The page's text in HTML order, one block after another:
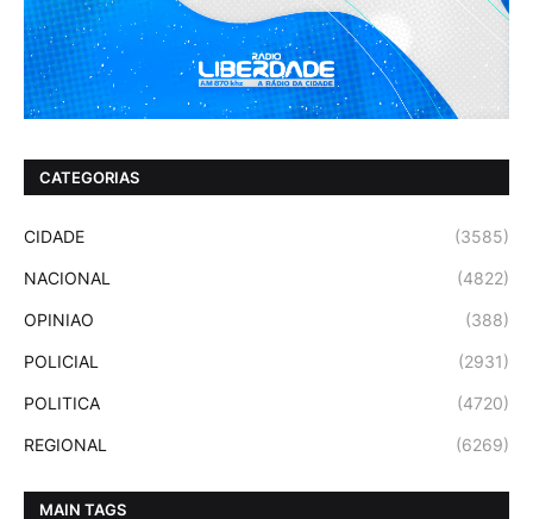
CATEGORIAS
CIDADE (3585)
NACIONAL (4822)
OPINIAO (388)
POLICIAL (2931)
POLITICA (4720)
REGIONAL (6269)
MAIN TAGS